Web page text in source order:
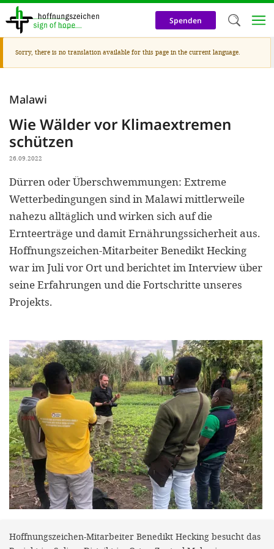
Skip
content
Spenden
Warning
message
Sorry, there is no translation available for this page in the current language.
Malawi
Wie Wälder vor Klimaextremen
schützen
26.09.2022
Dürren oder Überschwemmungen: Extreme
Wetterbedingungen sind in Malawi mittlerweile
nahezu alltäglich und wirken sich auf die
Ernteerträge und damit Ernährungssicherheit aus.
Hoffnungszeichen-Mitarbeiter Benedikt Hecking
war im Juli vor Ort und berichtet im Interview über
seine Erfahrungen und die Fortschritte unseres
Projekts.
Hoffnungszeichen-Mitarbeiter Benedikt Hecking besucht das
cookies
and
efficient,
gain new
for our
accept
cookies
optional
can
settings
in the
'Cookie